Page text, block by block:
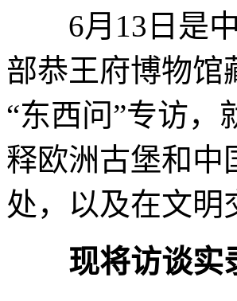
6月13日是中
部恭王府博物馆
“东西问”专访，
释欧洲古堡和中
处，以及在文明
现将访谈实